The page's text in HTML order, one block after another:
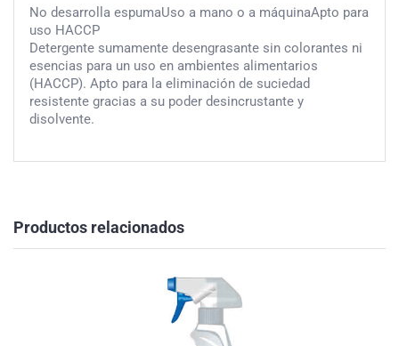
No desarrolla espumaUso a mano o a máquinaApto para
uso HACCP
Detergente sumamente desengrasante sin colorantes ni
esencias para un uso en ambientes alimentarios
(HACCP). Apto para la eliminación de suciedad
resistente gracias a su poder desincrustante y
disolvente.
Productos relacionados